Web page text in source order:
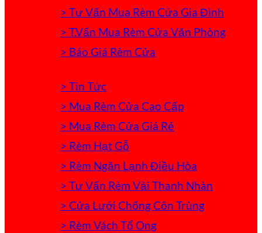
> Tư Vấn Mua Rèm Cửa Gia Đình
> T.Vấn Mua Rèm Cửa Văn Phòng
> Báo Giá Rèm Cửa
> Tin Tức
> Mua Rèm Cửa Cao Cấp
> Mua Rèm Cửa Giá Rẻ
> Rèm Hạt Gỗ
> Rèm Ngăn Lạnh Điều Hòa
> Tư Vấn Rèm Vải Thanh Nhàn
> Cửa Lưới Chống Côn Trùng
> Rèm Vách Tổ Ong